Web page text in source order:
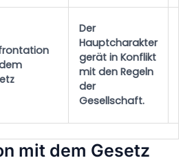
Der
Hauptcharakter
gerät in Konflikt
mit den Regeln
der
Gesellschaft.
mit dem Gesetz